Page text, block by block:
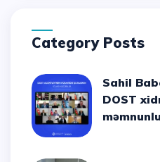
Category Posts
Sahil Babayev: Vətəndaşların
DOST